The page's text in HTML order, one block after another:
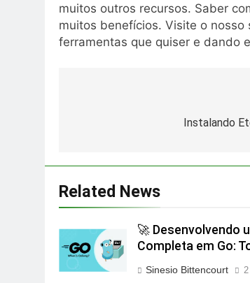
muitos outros recursos. Saber
muitos benefícios. Visite o
ferramentas que quiser e dando
Instalando
Related News
🚀 Desenvolvendo
Completa em Go:
Sinesio Bittencourt